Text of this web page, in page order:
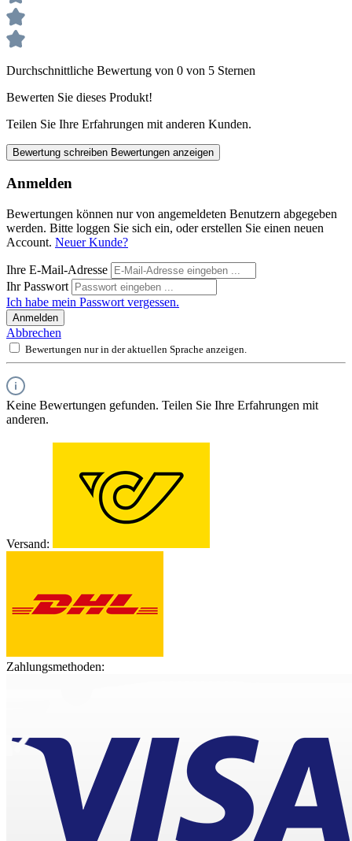
Durchschnittliche Bewertung von 0 von 5 Sternen
Bewerten Sie dieses Produkt!
Teilen Sie Ihre Erfahrungen mit anderen Kunden.
Bewertung schreiben Bewertungen anzeigen
Anmelden
Bewertungen können nur von angemeldeten Benutzern abgegeben
werden. Bitte loggen Sie sich ein, oder erstellen Sie einen neuen
Account. Neuer Kunde?
Ihre E-Mail-Adresse
Ihr Passwort
Ich habe mein Passwort vergessen.
Anmelden
Abbrechen
Bewertungen nur in der aktuellen Sprache anzeigen.
Keine Bewertungen gefunden. Teilen Sie Ihre Erfahrungen mit
anderen.
Versand:
Zahlungsmethoden: